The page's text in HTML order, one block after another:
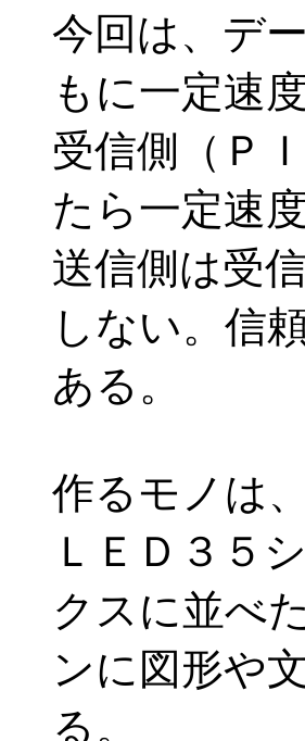
今回は、デ
もに一定速
受信側（Ｐ
たら一定速
送信側は受
しない。信
ある。
作るモノは
ＬＥＤ３５
クスに並べ
ンに図形や
る。